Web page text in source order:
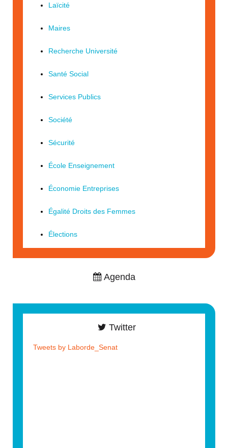
Laïcité
Maires
Recherche Université
Santé Social
Services Publics
Société
Sécurité
École Enseignement
Économie Entreprises
Égalité Droits des Femmes
Élections
Agenda
Twitter
Tweets by Laborde_Senat